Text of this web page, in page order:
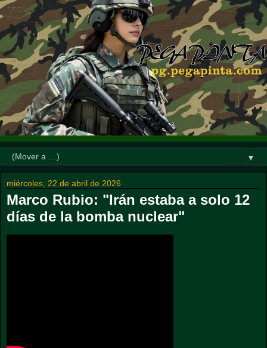
▼
miércoles, 22 de abril de 2026
Marco Rubio: "Irán estaba a solo 12
días de la bomba nuclear"